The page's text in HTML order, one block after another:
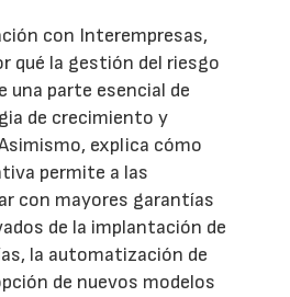
con Interempresas,
qué la gestión del riesgo
una parte esencial de
de crecimiento y
explica cómo
permite a las
con mayores garantías
de la implantación de
la automatización de
de nuevos modelos